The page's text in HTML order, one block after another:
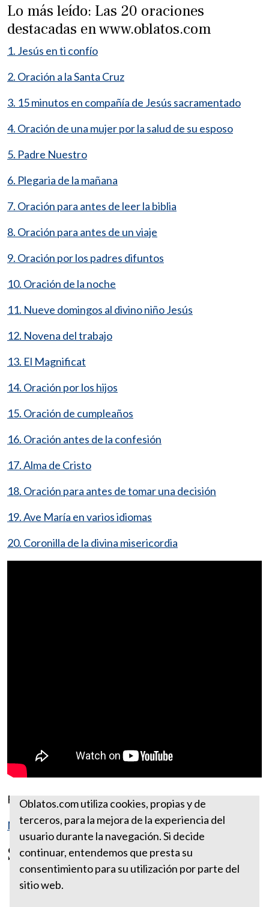
Lo más leído: Las 20 oraciones
destacadas en www.oblatos.com
1. Jesús en ti confío
2. Oración a la Santa Cruz
3. 15 minutos en compañía de Jesús sacramentado
4. Oración de una mujer por la salud de su esposo
5. Padre Nuestro
6. Plegaria de la mañana
7. Oración para antes de leer la biblia
8. Oración para antes de un viaje
9. Oración por los padres difuntos
10. Oración de la noche
11. Nueve domingos al divino niño Jesús
12. Novena del trabajo
13. El Magnificat
14. Oración por los hijos
15. Oración de cumpleaños
16. Oración antes de la confesión
17. Alma de Cristo
18. Oración para antes de tomar una decisión
19. Ave María en varios idiomas
20. Coronilla de la divina misericordia
Fuente:https://www.es.catholic.net
Más reflexiones de febrero
San Benito de Aniane
Oblatos.com utiliza cookies, propias y de
terceros, para la mejora de la experiencia del
usuario durante la navegación. Si decide
continuar, entendemos que presta su
consentimiento para su utilización por parte del
sitio web.